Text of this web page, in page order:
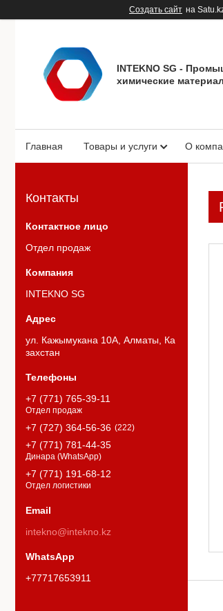
Создать сайт на
INTEKNO SG -
химические
Главная Товары и услуги О
Контакты
Отдел продаж
INTEKNO SG
ул. Кажымукана 10А, Алматы, Ка
захстан
+7 (771) 765-39-11
Отдел продаж
+7 (727) 364-56-36 222
+7 (771) 781-44-35
Динара (WhatsApp)
+7 (771) 191-68-12
Отдел логистики
intekno@intekno.kz
+77717653911